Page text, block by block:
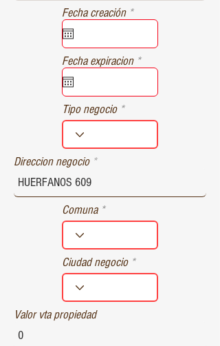
Fecha creación *r
e
u
i
d
Fecha expiracion *r
e
u
r
d
Tipo negocio
Direccion negocio
Comuna
Ciudad negocio
Valor vta propiedad